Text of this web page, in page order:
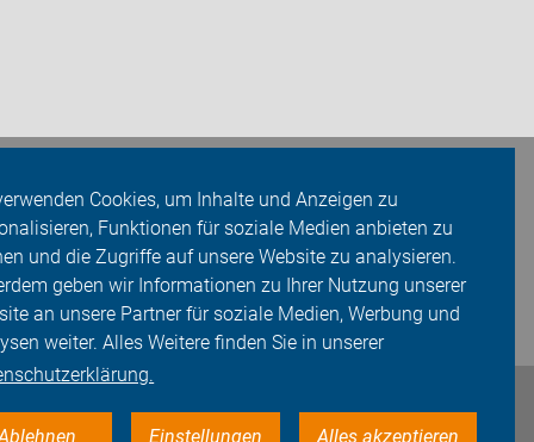
Cookies, um Inhalte und Anzeigen zu
Funktionen für soziale Medien anbieten zu
und die Zugriffe auf unsere Website zu analysieren.
geben wir Informationen zu Ihrer Nutzung unserer
an unsere Partner für soziale Medien, Werbung und
weiter. Alles Weitere finden Sie in unserer
Einstellungen Alles akzeptieren